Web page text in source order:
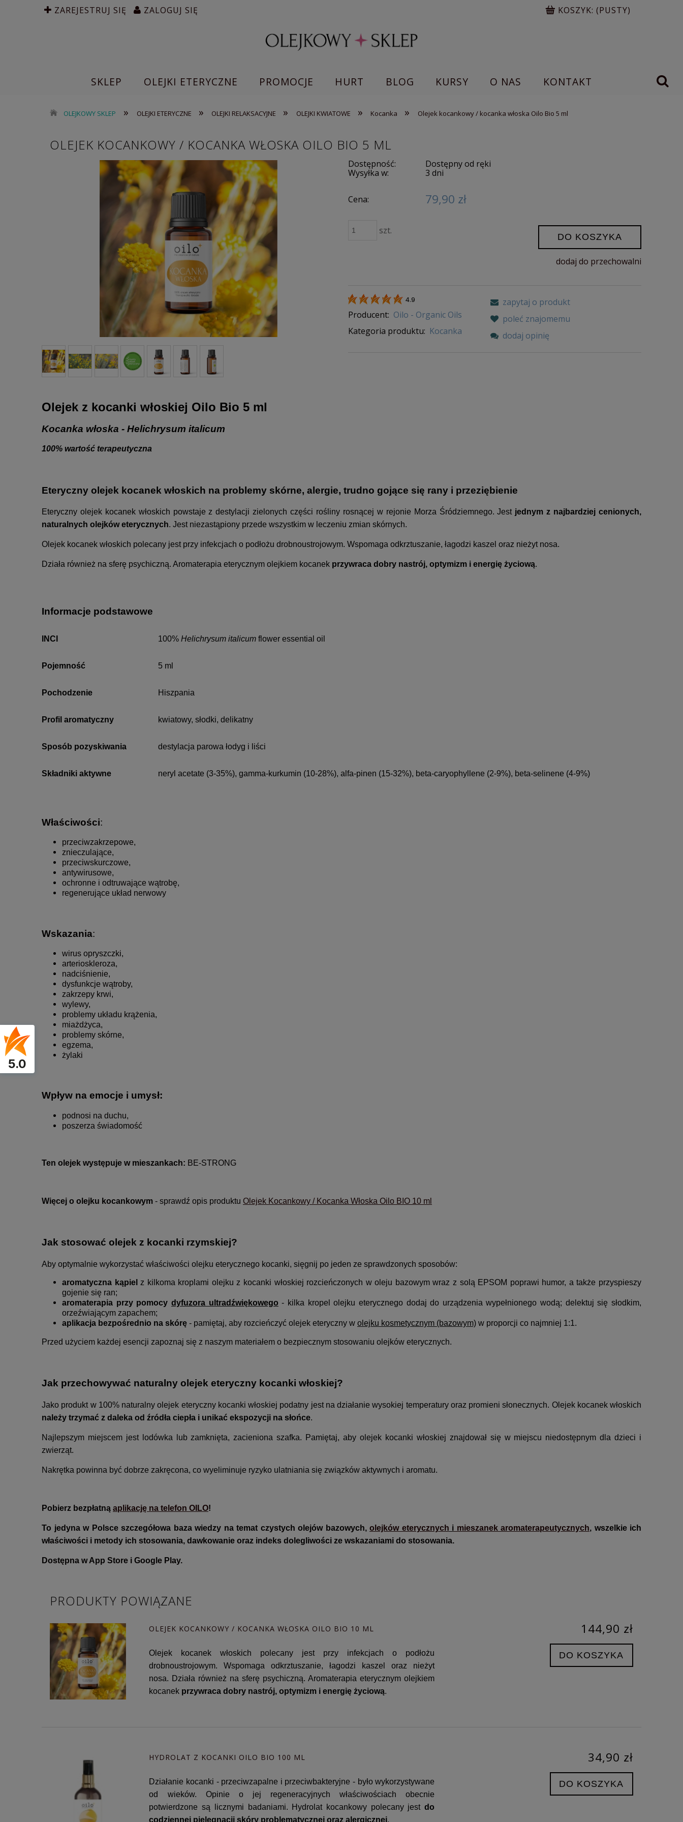
ZAREJESTRUJ SIĘ ZALOGUJ SIĘ KOSZYK: (PUSTY)
SKLEP OLEJKI ETERYCZNE PROMOCJE HURT BLOG KURSY O NAS KONTAKT
OLEJKOWY SKLEP » OLEJKI ETERYCZNE » OLEJKI RELAKSACYJNE » OLEJKI KWIATOWE » Kocanka » Olejek kocankowy / kocanka włoska Oilo Bio 5 ml
OLEJEK KOCANKOWY / KOCANKA WŁOSKA OILO BIO 5 ML
Dostępność:
Dostępny od ręki
Wysyłka w:
3 dni
Cena: 79,90 zł
szt.
DO KOSZYKA
dodaj do przechowalni
4.9
Producent: Oilo - Organic Oils
Kategoria produktu: Kocanka
zapytaj o produkt
poleć znajomemu
dodaj opinię
Olejek z kocanki włoskiej Oilo Bio 5 ml
Kocanka włoska - Helichrysum italicum
100% wartość terapeutyczna
Eteryczny olejek kocanek włoskich na problemy skórne, alergie, trudno gojące się rany i przeziębienie
Eteryczny olejek kocanek włoskich powstaje z destylacji zielonych części rośliny rosnącej w rejonie Morza Śródziemnego. Jest jednym z najbardziej cenionych,
naturalnych olejków eterycznych. Jest niezastąpiony przede wszystkim w leczeniu zmian skórnych.
Olejek kocanek włoskich polecany jest przy infekcjach o podłożu drobnoustrojowym. Wspomaga odkrztuszanie, łagodzi kaszel oraz nieżyt nosa.
Działa również na sferę psychiczną. Aromaterapia eterycznym olejkiem kocanek przywraca dobry nastrój, optymizm i energię życiową.
Informacje podstawowe
INCI 100% Helichrysum italicum flower essential oil
Pojemność 5 ml
Pochodzenie Hiszpania
Profil aromatyczny kwiatowy, słodki, delikatny
Sposób pozyskiwania destylacja parowa łodyg i liści
Składniki aktywne neryl acetate (3-35%), gamma-kurkumin (10-28%), alfa-pinen (15-32%), beta-caryophyllene (2-9%), beta-selinene (4-9%)
Właściwości:
przeciwzakrzepowe,
znieczulające,
przeciwskurczowe,
antywirusowe,
ochronne i odtruwające wątrobę,
regenerujące układ nerwowy
Wskazania:
wirus opryszczki,
arterioskleroza,
nadciśnienie,
dysfunkcje wątroby,
zakrzepy krwi,
wylewy,
problemy układu krążenia,
miażdżyca,
problemy skórne,
egzema,
żylaki
Wpływ na emocje i umysł:
podnosi na duchu,
poszerza świadomość
Ten olejek występuje w mieszankach: BE-STRONG
Więcej o olejku kocankowym - sprawdź opis produktu Olejek Kocankowy / Kocanka Włoska Oilo BIO 10 ml
Jak stosować olejek z kocanki rzymskiej?
Aby optymalnie wykorzystać właściwości olejku eterycznego kocanki, sięgnij po jeden ze sprawdzonych sposobów:
aromatyczna kąpiel z kilkoma kroplami olejku z kocanki włoskiej rozcieńczonych w oleju bazowym wraz z solą EPSOM poprawi humor, a także przyspieszy
gojenie się ran;
aromaterapia przy pomocy dyfuzora ultradźwiękowego - kilka kropel olejku eterycznego dodaj do urządzenia wypełnionego wodą; delektuj się słodkim,
orzeźwiającym zapachem;
aplikacja bezpośrednio na skórę - pamiętaj, aby rozcieńczyć olejek eteryczny w olejku kosmetycznym (bazowym) w proporcji co najmniej 1:1.
Przed użyciem każdej esencji zapoznaj się z naszym materiałem o bezpiecznym stosowaniu olejków eterycznych.
Jak przechowywać naturalny olejek eteryczny kocanki włoskiej?
Jako produkt w 100% naturalny olejek eteryczny kocanki włoskiej podatny jest na działanie wysokiej temperatury oraz promieni słonecznych. Olejek kocanek włoskich
należy trzymać z daleka od źródła ciepła i unikać ekspozycji na słońce.
Najlepszym miejscem jest lodówka lub zamknięta, zacieniona szafka. Pamiętaj, aby olejek kocanki włoskiej znajdował się w miejscu niedostępnym dla dzieci i
zwierząt.
Nakrętka powinna być dobrze zakręcona, co wyeliminuje ryzyko ulatniania się związków aktywnych i aromatu.
Pobierz bezpłatną aplikację na telefon OILO!
To jedyna w Polsce szczegółowa baza wiedzy na temat czystych olejów bazowych, olejków eterycznych i mieszanek aromaterapeutycznych, wszelkie ich
właściwości i metody ich stosowania, dawkowanie oraz indeks dolegliwości ze wskazaniami do stosowania.
Dostępna w App Store i Google Play.
PRODUKTY POWIĄZANE
OLEJEK KOCANKOWY / KOCANKA WŁOSKA OILO BIO 10 ML
Olejek kocanek włoskich polecany jest przy infekcjach o podłożu
drobnoustrojowym. Wspomaga odkrztuszanie, łagodzi kaszel oraz nieżyt
nosa. Działa również na sferę psychiczną. Aromaterapia eterycznym olejkiem
kocanek przywraca dobry nastrój, optymizm i energię życiową.
144,90 zł
DO KOSZYKA
HYDROLAT Z KOCANKI OILO BIO 100 ML
Działanie kocanki - przeciwzapalne i przeciwbakteryjne - było wykorzystywane
od wieków. Opinie o jej regeneracyjnych właściwościach obecnie
potwierdzone są licznymi badaniami. Hydrolat kocankowy polecany jestdo
codziennej pielęgnacji skóry problematycznej oraz alergicznej.
34,90 zł
DO KOSZYKA
5.0